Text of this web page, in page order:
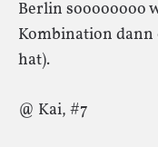
Berlin soooooooo
Kombination dann
hat).
@ Kai, #7